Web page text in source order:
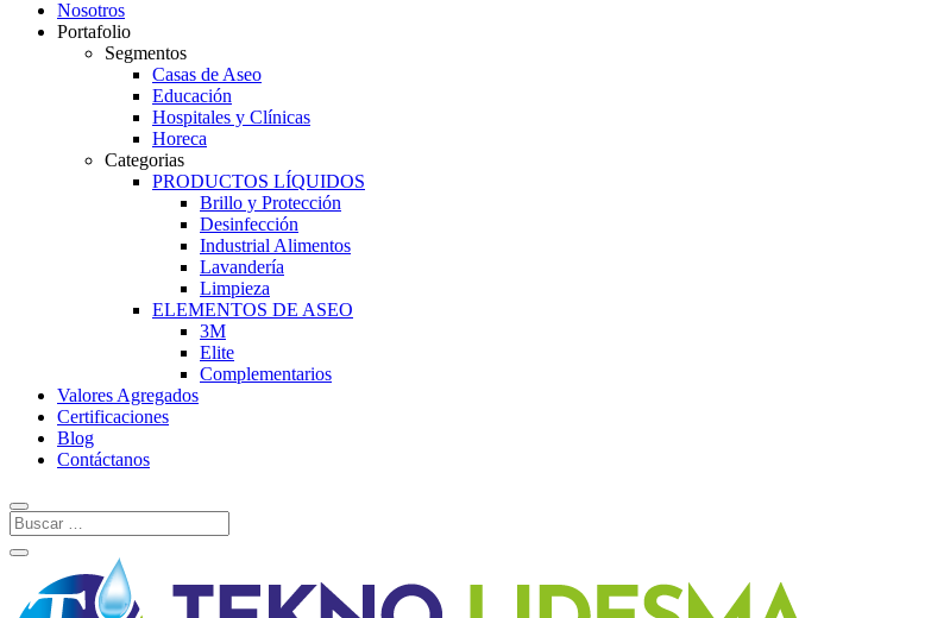
Nosotros
Portafolio
Segmentos
Casas de Aseo
Educación
Hospitales y Clínicas
Horeca
Categorias
PRODUCTOS LÍQUIDOS
Brillo y Protección
Desinfección
Industrial Alimentos
Lavandería
Limpieza
ELEMENTOS DE ASEO
3M
Elite
Complementarios
Valores Agregados
Certificaciones
Blog
Contáctanos